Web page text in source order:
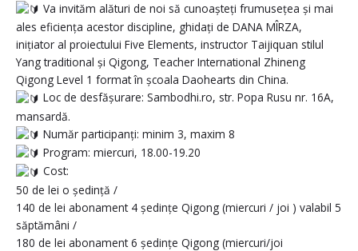
Va invităm alături de noi să cunoașteți frumusețea și mai
ales eficiența acestor discipline, ghidați de DANA MÎRZA,
inițiator al proiectului Five Elements, instructor Taijiquan stilul
Yang traditional și Qigong, Teacher International Zhineng
Qigong Level 1 format în școala Daohearts din China.
Loc de desfășurare: Sambodhi.ro, str. Popa Rusu nr. 16A,
mansardă.
Număr participanți: minim 3, maxim 8
Program: miercuri, 18.00-19.20
Cost:
50 de lei o ședință /
140 de lei abonament 4 ședințe Qigong (miercuri / joi ) valabil 5
săptămâni /
180 de lei abonament 6 ședințe Qigong (miercuri/joi